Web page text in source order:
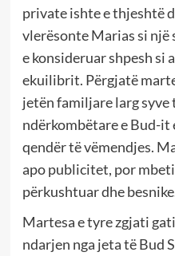
private ishte e thjeshtë
vlerësonte Marias si një
e konsideruar shpesh si
ekuilibrit. Përgjatë
jetën familjare larg syve
ndërkombëtare e Bud-it
qendër të vëmendjes.
apo publicitet, por
përkushtuar dhe
Martesa e tyre zgjati
ndarjen nga jeta të Bud